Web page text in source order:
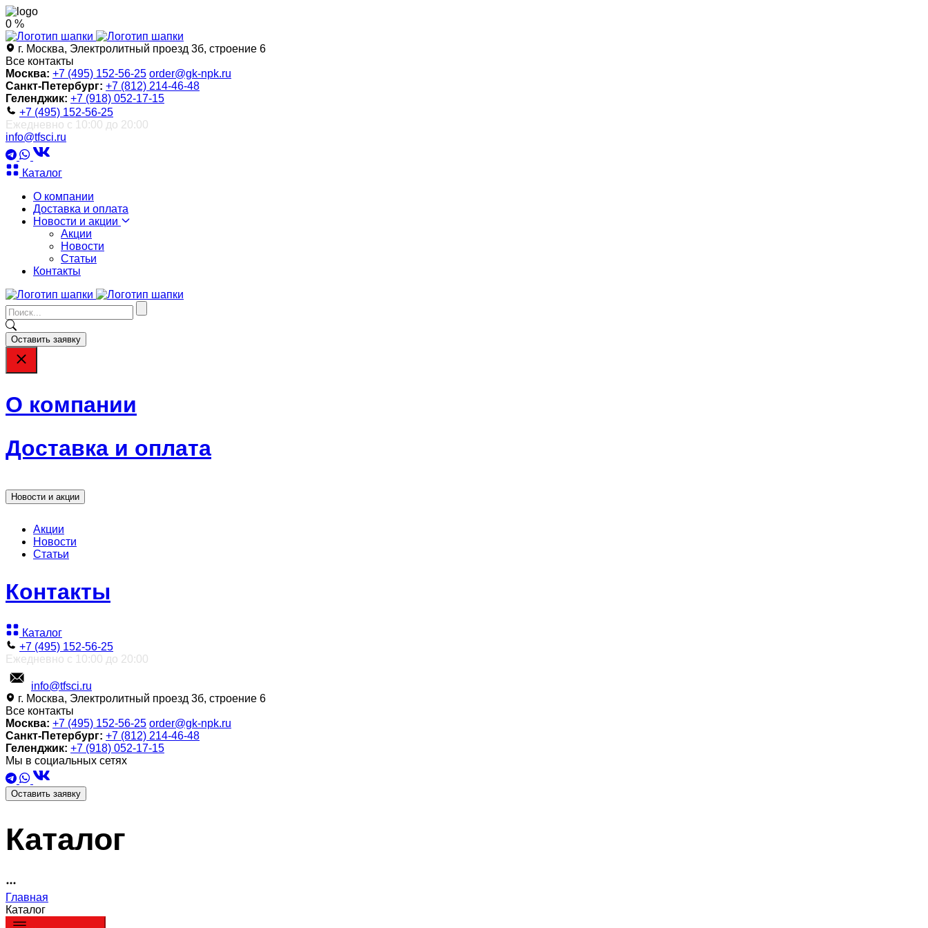
0 %
г. Москва, Электролитный проезд 3б, строение 6
Все контакты
Москва: +7 (495) 152-56-25 order@gk-npk.ru
Санкт-Петербург: +7 (812) 214-46-48
Геленджик: +7 (918) 052-17-15
+7 (495) 152-56-25
Ежедневно с 10:00 до 20:00
info@tfsci.ru
Каталог
О компании
Доставка и оплата
Новости и акции
Акции
Новости
Статьи
Контакты
Оставить заявку
О компании
Доставка и оплата
Новости и акции
Акции
Новости
Статьи
Контакты
Каталог
+7 (495) 152-56-25
Ежедневно с 10:00 до 20:00
info@tfsci.ru
г. Москва, Электролитный проезд 3б, строение 6
Все контакты
Москва: +7 (495) 152-56-25 order@gk-npk.ru
Санкт-Петербург: +7 (812) 214-46-48
Геленджик: +7 (918) 052-17-15
Мы в социальных сетях
Оставить заявку
Каталог
Главная
Каталог